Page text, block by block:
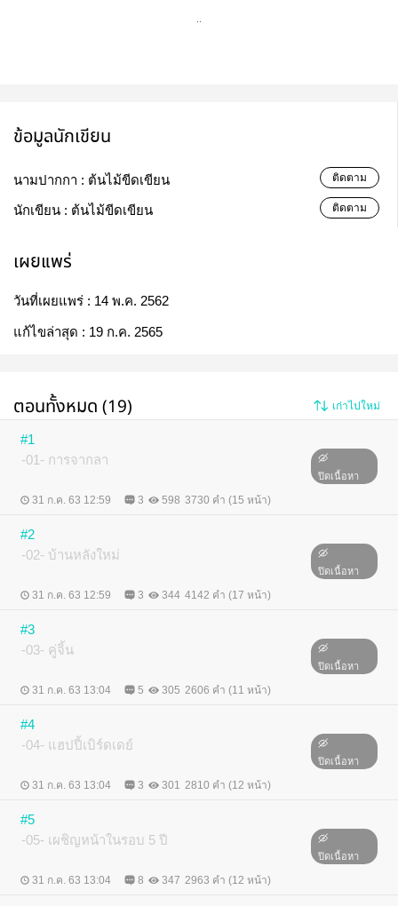
..
ข้อมูลนักเขียน
นามปากกา : ต้นไม้ขีดเขียน ติดตาม
นักเขียน : ต้นไม้ขีดเขียน ติดตาม
เผยแพร่
วันที่เผยแพร่ : 14 พ.ค. 2562
แก้ไขล่าสุด : 19 ก.ค. 2565
ตอนทั้งหมด (19) เก่าไปใหม่
#1
-01- การจากลา
ปิดเนื้อหา
31 ก.ค. 63 12:59 3 598 3730 คำ (15 หน้า)
#2
-02- บ้านหลังใหม่
ปิดเนื้อหา
31 ก.ค. 63 12:59 3 344 4142 คำ (17 หน้า)
#3
-03- คู่จิ้น
ปิดเนื้อหา
31 ก.ค. 63 13:04 5 305 2606 คำ (11 หน้า)
#4
-04- แฮปปี้เบิร์ดเดย์
ปิดเนื้อหา
31 ก.ค. 63 13:04 3 301 2810 คำ (12 หน้า)
#5
-05- เผชิญหน้าในรอบ 5 ปี
ปิดเนื้อหา
31 ก.ค. 63 13:04 8 347 2963 คำ (12 หน้า)